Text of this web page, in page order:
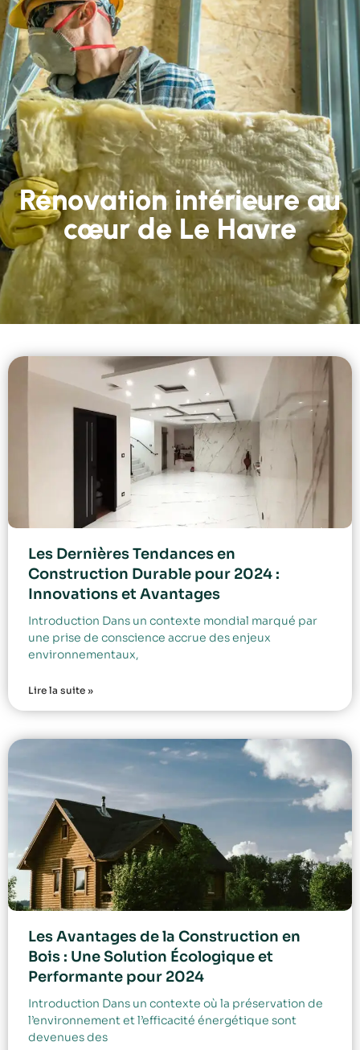
Rénovation intérieure au
cœur de Le Havre
Les Dernières Tendances en
Construction Durable pour 2024 :
Innovations et Avantages
Introduction Dans un contexte mondial marqué par
une prise de conscience accrue des enjeux
environnementaux,
Lire la suite »
Les Avantages de la Construction en
Bois : Une Solution Écologique et
Performante pour 2024
Introduction Dans un contexte où la préservation de
l’environnement et l’efficacité énergétique sont
devenues des